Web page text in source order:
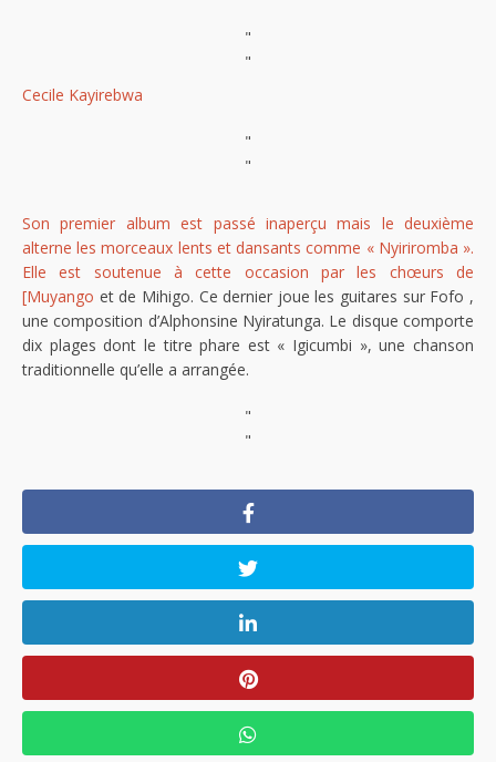
"
"
Cecile Kayirebwa
"
"
Son premier album est passé inaperçu mais le deuxième
alterne les morceaux lents et dansants comme « Nyiriromba ».
Elle est soutenue à cette occasion par les chœurs de
[Muyango et de Mihigo. Ce dernier joue les guitares sur Fofo ,
une composition d’Alphonsine Nyiratunga. Le disque comporte
dix plages dont le titre phare est « Igicumbi », une chanson
traditionnelle qu’elle a arrangée.
"
"